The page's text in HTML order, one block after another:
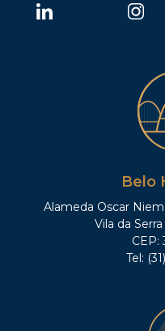
Belo
Alameda Oscar
Vila da
CEP:
Tel: